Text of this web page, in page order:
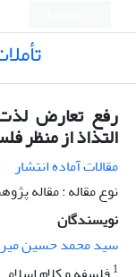
رفع تعارض
التذاذ از منظر
مقالات آماده انتشار
نوع مقاله : مقاله
نویسندگان
سید محمد حسین
1